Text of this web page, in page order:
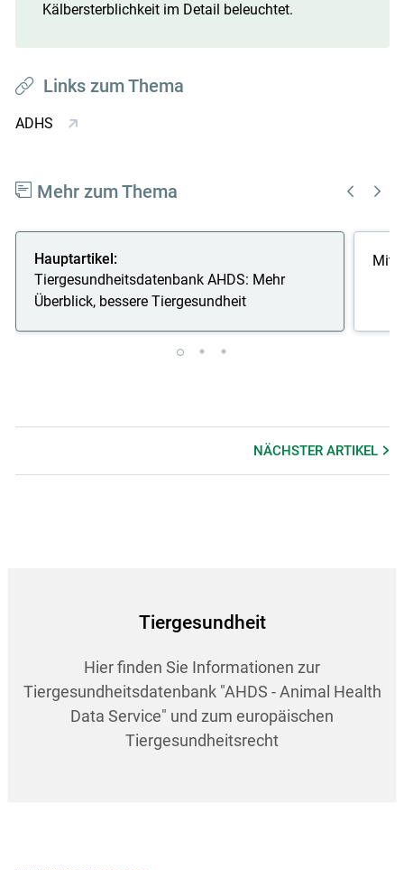
Kälbersterblichkeit im Detail beleuchtet.
Links zum Thema
ADHS
Mehr zum Thema
Hauptartikel:
Tiergesundheitsdatenbank AHDS: Mehr
Überblick, bessere Tiergesundheit
Mit
NÄCHSTERARTIKEL
Tiergesundheit
Hier finden Sie Informationen zur
Tiergesundheitsdatenbank "AHDS - Animal Health
Data Service" und zum europäischen
Tiergesundheitsrecht